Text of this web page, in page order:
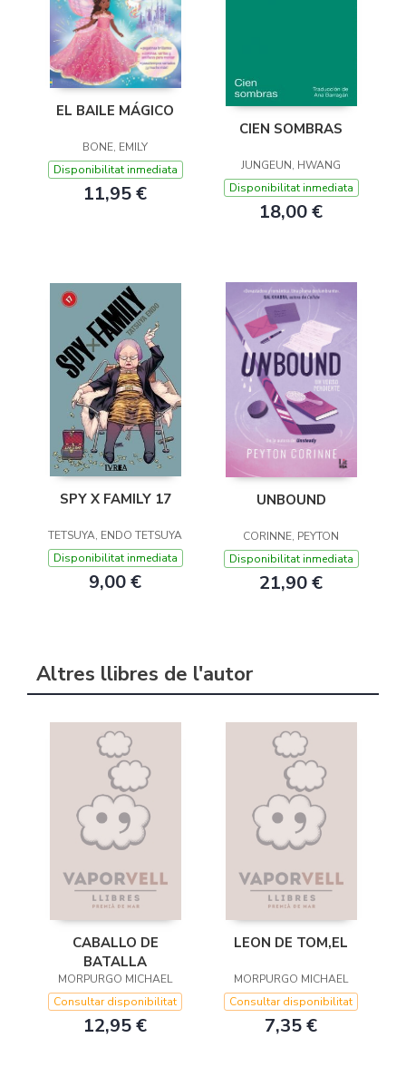
EL BAILE MÁGICO
BONE, EMILY
Disponibilitat inmediata
11,95 €
CIEN SOMBRAS
JUNGEUN, HWANG
Disponibilitat inmediata
18,00 €
SPY X FAMILY 17
TETSUYA, ENDO TETSUYA
Disponibilitat inmediata
9,00 €
UNBOUND
CORINNE, PEYTON
Disponibilitat inmediata
21,90 €
Altres llibres de l'autor
CABALLO DE
BATALLA
MORPURGO MICHAEL
Consultar disponibilitat
12,95 €
LEON DE TOM,EL
MORPURGO MICHAEL
Consultar disponibilitat
7,35 €